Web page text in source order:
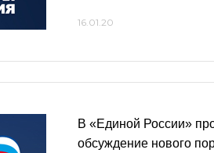
16.01.20
В «Единой России»
обсуждение нового